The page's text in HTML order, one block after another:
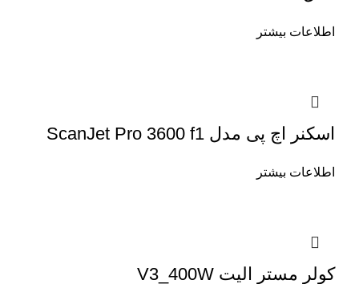
اطلاعات بیشتر
اسکنر اچ پی مدل ScanJet Pro 3600 f1
اطلاعات بیشتر
کولر مستر الیت V3_400W